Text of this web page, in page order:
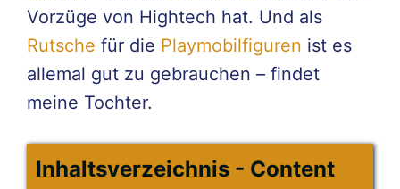
Vorzüge von Hightech hat. Und als
Rutsche für die Playmobilfiguren ist es
allemal gut zu gebrauchen – findet
meine Tochter.
Inhaltsverzeichnis - Content